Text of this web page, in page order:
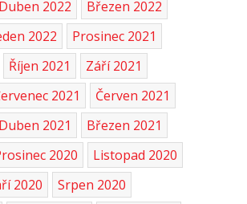
Duben 2022
Březen 2022
2022
Prosinec 2021
Říjen 2021
Září 2021
2021
Červen 2021
Duben 2021
Březen 2021
2020
Listopad 2020
2020
Srpen 2020